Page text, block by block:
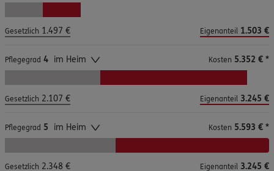
Gesetzlich 1.497 € Eigenanteil 1.503 €
Pflegegrad 4 Kosten 5.352 € *
Gesetzlich 2.107 € Eigenanteil 3.245 €
Pflegegrad 5 Kosten 5.593 € *
Gesetzlich 2.348 € Eigenanteil 3.245 €